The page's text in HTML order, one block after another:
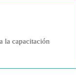
la capacitación